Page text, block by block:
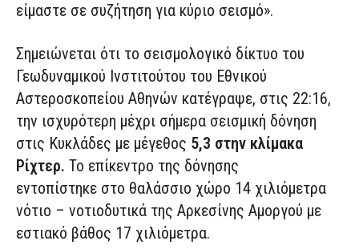
είμαστε σε συζήτηση για κύριο σεισμό».
Σημειώνεται ότι το σεισμολογικό δίκτυο του
Γεωδυναμικού Ινστιτούτου του Εθνικού
Αστεροσκοπείου Αθηνών κατέγραψε, στις 22:16,
την ισχυρότερη μέχρι σήμερα σεισμική δόνηση
στις Κυκλάδες με μέγεθος 5,3 στην κλίμακα
Ρίχτερ. Το επίκεντρο της δόνησης
εντοπίστηκε στο θαλάσσιο χώρο 14 χιλιόμετρα
νότιο – νοτιοδυτικά της Αρκεσίνης Αμοργού με
εστιακό βάθος 17 χιλιόμετρα.